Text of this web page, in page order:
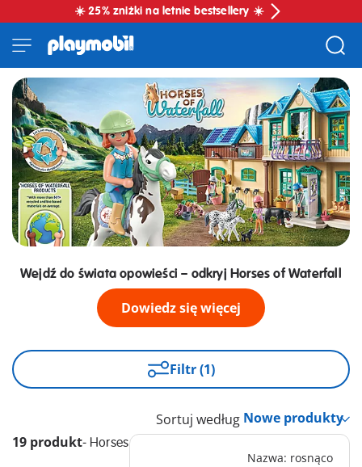
☀️ 25% zniżki na letnie bestsellery ☀️
Wejdź do świata opowieści – odkryj Horses of Waterfall
Dowiedz się więcej
Filtr (1)
19 produkt- Horses of Waterfall
Sortuj według
Nazwa: rosnąco